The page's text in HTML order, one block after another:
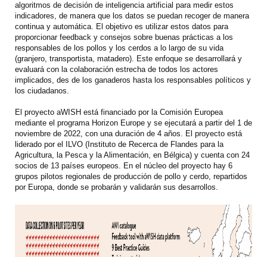
algoritmos de decisión de inteligencia artificial para medir estos
indicadores, de manera que los datos se puedan recoger de manera
continua y automática. El objetivo es utilizar estos datos para
proporcionar feedback y consejos sobre buenas prácticas a los
responsables de los pollos y los cerdos a lo largo de su vida
(granjero, transportista, matadero). Este enfoque se desarrollará y
evaluará con la colaboración estrecha de todos los actores
implicados, des de los ganaderos hasta los responsables políticos y
los ciudadanos.
El proyecto aWISH está financiado por la Comisión Europea
mediante el programa Horizon Europe y se ejecutará a partir del 1 de
noviembre de 2022, con una duración de 4 años. El proyecto está
liderado por el ILVO (Instituto de Recerca de Flandes para la
Agricultura, la Pesca y la Alimentación, en Bélgica) y cuenta con 24
socios de 13 países europeos. En el núcleo del proyecto hay 6
grupos pilotos regionales de producción de pollo y cerdo, repartidos
por Europa, donde se probarán y validarán sus desarrollos.